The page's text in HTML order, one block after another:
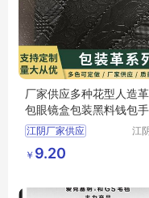
厂家供应多种花型人造
包眼镜盒包装黑料钱包
印刷皮革
江阴厂家供应
江
￥ 9.20